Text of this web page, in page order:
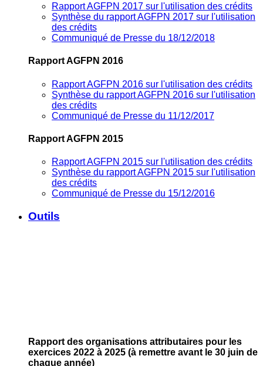
Rapport AGFPN 2017 sur l'utilisation des crédits
Synthèse du rapport AGFPN 2017 sur l'utilisation
des crédits
Communiqué de Presse du 18/12/2018
Rapport AGFPN 2016
Rapport AGFPN 2016 sur l'utilisation des crédits
Synthèse du rapport AGFPN 2016 sur l'utilisation
des crédits
Communiqué de Presse du 11/12/2017
Rapport AGFPN 2015
Rapport AGFPN 2015 sur l'utilisation des crédits
Synthèse du rapport AGFPN 2015 sur l'utilisation
des crédits
Communiqué de Presse du 15/12/2016
Outils
Rapport des organisations attributaires pour les
exercices 2022 à 2025 (à remettre avant le 30 juin de
chaque année)